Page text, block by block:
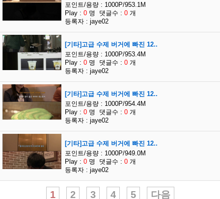
포인트/용량 : 1000P/953.1M
Play : 0 명 댓글수 : 0 개
등록자 : jaye02
[기타]고급 수제 버거에 빠진 12..
포인트/용량 : 1000P/953.4M
Play : 0 명 댓글수 : 0 개
등록자 : jaye02
[기타]고급 수제 버거에 빠진 12..
포인트/용량 : 1000P/954.4M
Play : 0 명 댓글수 : 0 개
등록자 : jaye02
[기타]고급 수제 버거에 빠진 12..
포인트/용량 : 1000P/949.0M
Play : 0 명 댓글수 : 0 개
등록자 : jaye02
1 2 3 4 5 다음